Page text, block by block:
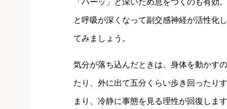
「ハーッ」と深いため息をつくのも有効
と呼吸が深くなって副交感神経が活性化
てみましょう。
気分が落ち込んだときは、身体を動かす
たり、外に出て五分くらい歩き回ったり
まり、冷静に事態を見る理性が回復しま